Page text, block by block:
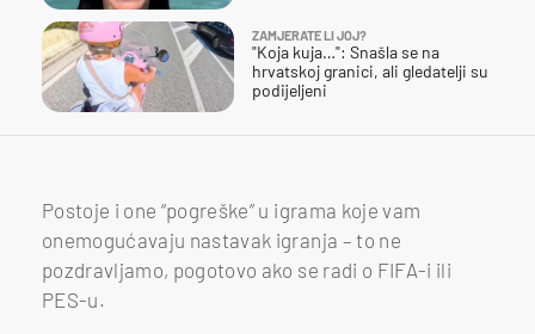
ZAMJERATE LI JOJ?
"Koja kuja…": Snašla se na
hrvatskoj granici, ali gledatelji su
podijeljeni
Postoje i one “pogreške” u igrama koje vam
onemogućavaju nastavak igranja – to ne
pozdravljamo, pogotovo ako se radi o FIFA-i ili
PES-u.